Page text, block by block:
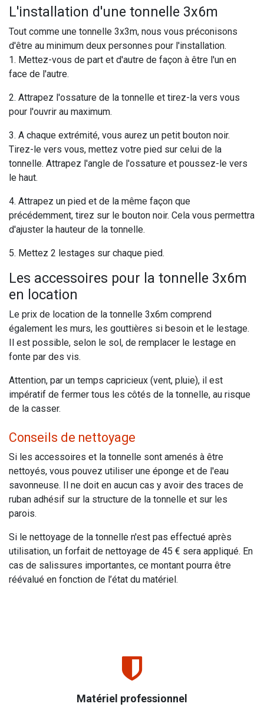
L'installation d'une tonnelle 3x6m
Tout comme une tonnelle 3x3m, nous vous préconisons
d'être au minimum deux personnes pour l'installation.
1. Mettez-vous de part et d'autre de façon à être l'un en
face de l'autre.
2. Attrapez l'ossature de la tonnelle et tirez-la vers vous
pour l'ouvrir au maximum.
3. A chaque extrémité, vous aurez un petit bouton noir.
Tirez-le vers vous, mettez votre pied sur celui de la
tonnelle. Attrapez l'angle de l'ossature et poussez-le vers
le haut.
4. Attrapez un pied et de la même façon que
précédemment, tirez sur le bouton noir. Cela vous permettra
d'ajuster la hauteur de la tonnelle.
5. Mettez 2 lestages sur chaque pied.
Les accessoires pour la tonnelle 3x6m
en location
Le prix de location de la tonnelle 3x6m comprend
également les murs, les gouttières si besoin et le lestage.
Il est possible, selon le sol, de remplacer le lestage en
fonte par des vis.
Attention, par un temps capricieux (vent, pluie), il est
impératif de fermer tous les côtés de la tonnelle, au risque
de la casser.
Conseils de nettoyage
Si les accessoires et la tonnelle sont amenés à être
nettoyés, vous pouvez utiliser une éponge et de l'eau
savonneuse. Il ne doit en aucun cas y avoir des traces de
ruban adhésif sur la structure de la tonnelle et sur les
parois.
Si le nettoyage de la tonnelle n'est pas effectué après
utilisation, un forfait de nettoyage de 45 € sera appliqué. En
cas de salissures importantes, ce montant pourra être
réévalué en fonction de l’état du matériel.
Matériel professionnel